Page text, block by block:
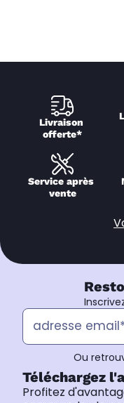
Livraison
offerte*
Service après
vente
Ou
Téléchargez
Profitez